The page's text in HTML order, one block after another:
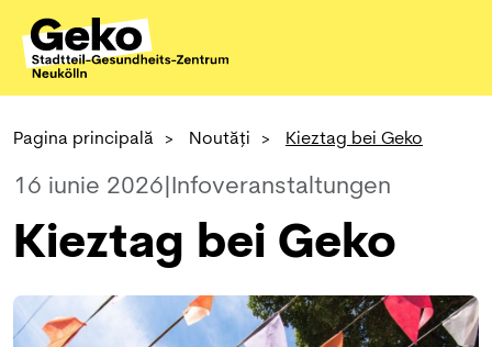
Pagina principală > Noutăți > Kieztag bei Geko
16 iunie 2026 Infoveranstaltungen
Kieztag bei Geko